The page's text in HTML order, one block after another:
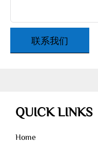
联系我们
QUICK LINKS
Home